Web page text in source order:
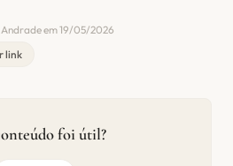
em 19/05/2026
link
foi útil?